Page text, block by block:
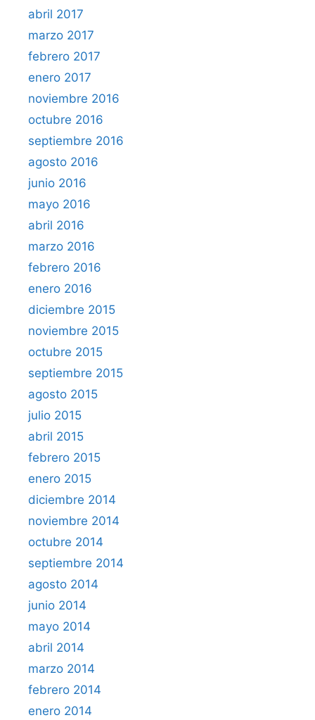
abril 2017
marzo 2017
febrero 2017
enero 2017
noviembre 2016
octubre 2016
septiembre 2016
agosto 2016
junio 2016
mayo 2016
abril 2016
marzo 2016
febrero 2016
enero 2016
diciembre 2015
noviembre 2015
octubre 2015
septiembre 2015
agosto 2015
julio 2015
abril 2015
febrero 2015
enero 2015
diciembre 2014
noviembre 2014
octubre 2014
septiembre 2014
agosto 2014
junio 2014
mayo 2014
abril 2014
marzo 2014
febrero 2014
enero 2014